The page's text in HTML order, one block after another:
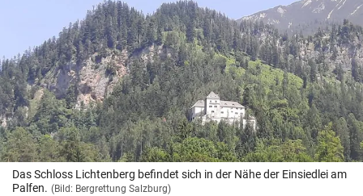
Suchbegriff
eingeben
© Krone Multimedia GmbH & Co KG 2026
Muthgasse 2, 1190 Wien
Das Schloss Lichtenberg befindet sich in der Nähe der Einsiedlei am
Palfen. (Bild: Bergrettung Salzburg)